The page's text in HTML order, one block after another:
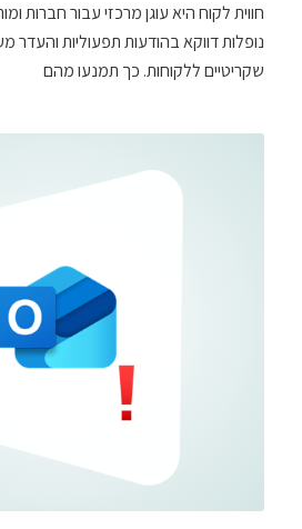
חווית לקוח היא עוגן מרכזי עבור חברות
נופלות דווקא בהודעות תפעוליות והעדר
שקריטיים ללקוחות. כך תמנעו מהם